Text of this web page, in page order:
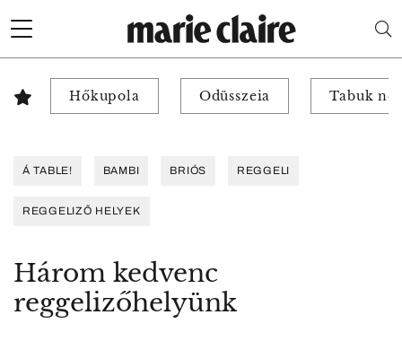
Hőkupola Odüsszeia Tabuk
Á TABLE! BAMBI BRIÓS REGGELI
REGGELIZŐ HELYEK
Három kedvenc
reggelizőhelyünk